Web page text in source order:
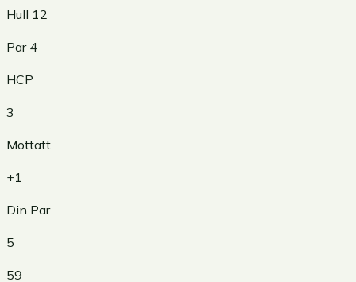
Hull 12
Par 4
HCP
3
Mottatt
+1
Din Par
5
59